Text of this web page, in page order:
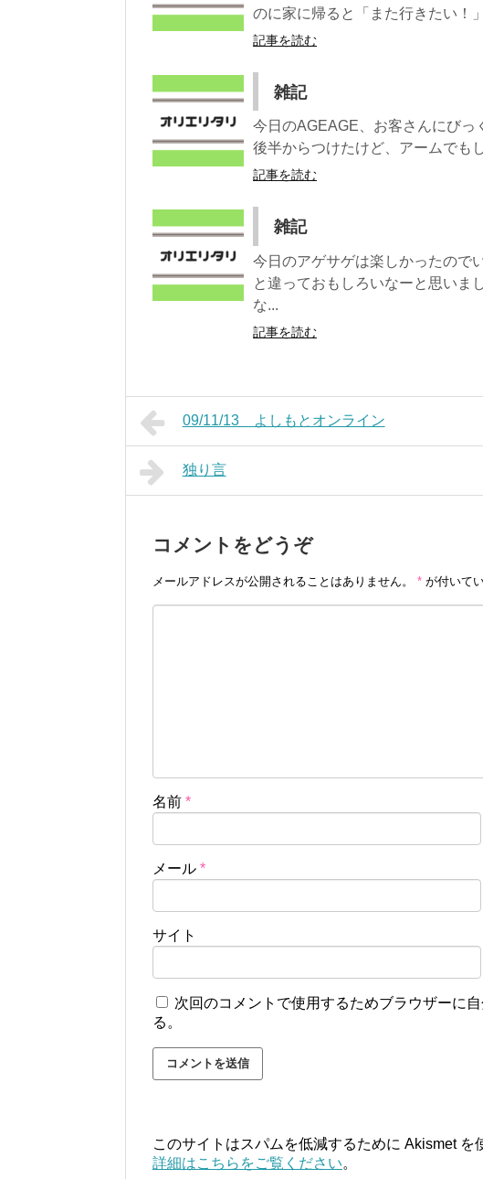
のに家に帰ると「また行きたい
記事を読む
雑記
今日のAGEAGE、お客さんにび
後半からつけたけど、アームでも
記事を読む
雑記
今日のアゲサゲは楽しかったので
と違っておもしろいなーと思いま
な...
記事を読む
09/11/13 よしもとオンライン
独り言
コメントをどうぞ
メールアドレスが公開されることはありません。 * が付いて
名前 *
メール *
サイト
次回のコメントで使用するためブラウザーに
る。
このサイトはスパムを低減するために Akismet を
詳細はこちらをご覧ください。